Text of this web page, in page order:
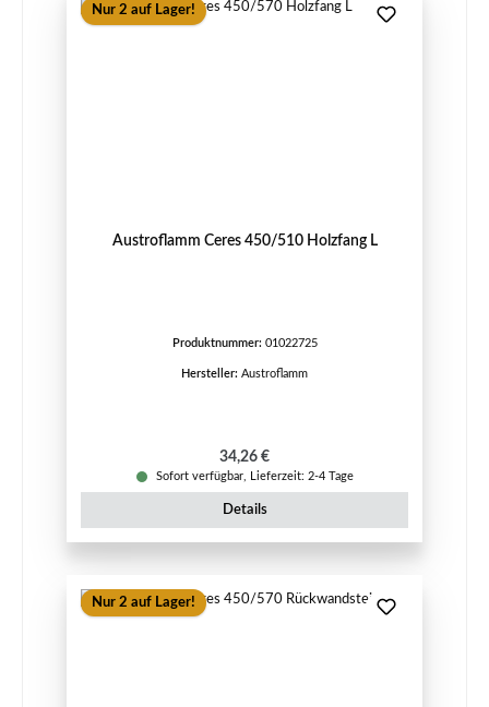
Nur 2 auf Lager!
Austroflamm Ceres 450/510 Holzfang L
Produktnummer: 01022725
Hersteller: Austroflamm
Regulärer Preis:
34,26 €
Sofort verfügbar, Lieferzeit: 2-4 Tage
Details
Nur 2 auf Lager!